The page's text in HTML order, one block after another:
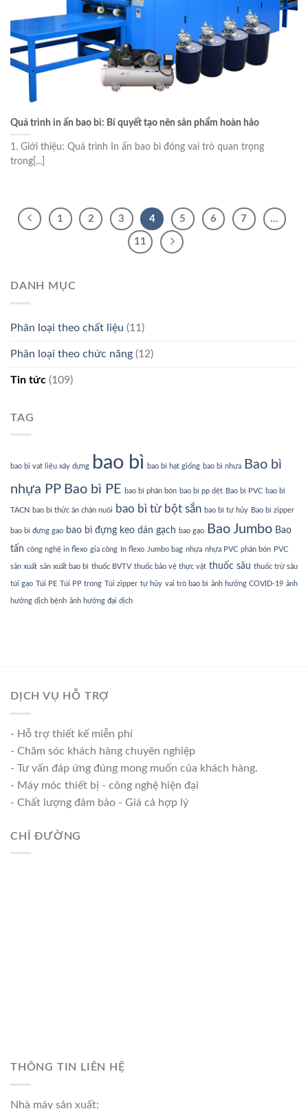
Quá trình in ấn bao bì: Bí quyết tạo nên sản phẩm hoàn hảo
1. Giới thiệu: Quá trình In ấn bao bì đóng vai trò quan trọng
trong[...]
1 2 3 4 5 6 7 …
11
DANH MỤC
Phân loại theo chất liệu (11)
Phân loại theo chức năng (12)
Tin tức (109)
TAG
bao bi vat liệu xây dựng bao bì bao bì hạt giống bao bì nhựa
Bao bì
nhựa PP Bao bì PE bao bì phân bón bao bì pp dệt Bao bì PVC bao bì
TACN bao bì thức ăn chăn nuôi bao bì từ bột sắn bao bì tự hủy Bao bì zipper
bao bì đựng gạo bao bì đựng keo dán gạch bao gạo Bao Jumbo Bao
tấn công nghệ in flexo gia công In flexo Jumbo bag nhựa nhựa PVC phân bón PVC
sản xuất sản xuất bao bì thuốc BVTV thuốc bảo vệ thực vật thuốc sâu thuốc trừ sâu
túi gạo Túi PE Túi PP trong Túi zipper tự hủy vai trò bao bì ảnh hưởng COVID-19 ảnh
hưởng dịch bệnh ảnh hưởng đại dịch
DỊCH VỤ HỖ TRỢ
- Hỗ trợ thiết kế miễn phí
- Chăm sóc khách hàng chuyên nghiệp
- Tư vấn đáp ứng đúng mong muốn của khách hàng.
- Máy móc thiết bị - công nghệ hiện đại
- Chất lượng đảm bảo - Giá cả hợp lý
CHỈ ĐƯỜNG
THÔNG TIN LIÊN HỆ
Nhà máy sản xuất: